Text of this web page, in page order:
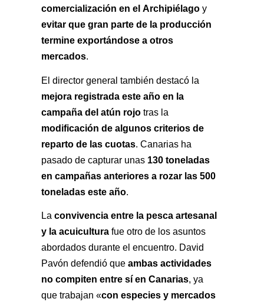
comercialización en el Archipiélago
evitar que gran parte de la producción
termine exportándose a otros
mercados.
mejora registrada este año en la
campaña del atún rojo
modificación de algunos criterios de
reparto de las cuotas. Canarias ha
pasado de capturar unas 130 toneladas
en campañas anteriores a rozar las 500
toneladas este año.
La convivencia entre la pesca artesanal
y la acuicultura fue otro de los asuntos
abordados durante el encuentro. David
Pavón defendió que ambas actividades
no compiten entre sí en Canarias, ya
que trabajan «con especies y mercados